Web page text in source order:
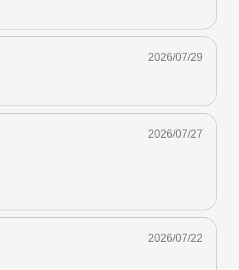
2026/07/29
2026/07/27
2026/07/22